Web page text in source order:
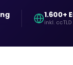
1.600+
inkl. ccTLD